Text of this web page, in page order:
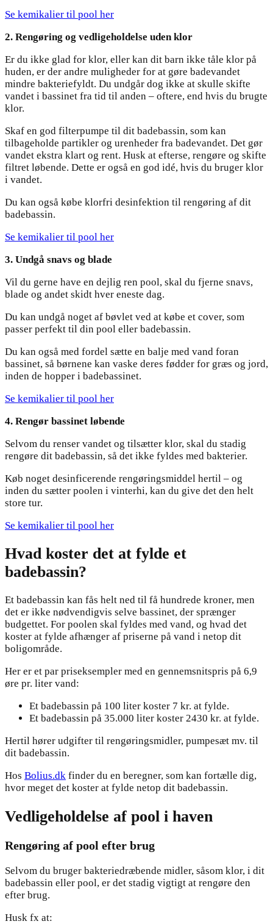
Se kemikalier til pool her
2. Rengøring og vedligeholdelse uden klor
Er du ikke glad for klor, eller kan dit barn ikke tåle klor på
huden, er der andre muligheder for at gøre badevandet
mindre bakteriefyldt. Du undgår dog ikke at skulle skifte
vandet i bassinet fra tid til anden – oftere, end hvis du brugte
klor.
Skaf en god filterpumpe til dit badebassin, som kan
tilbageholde partikler og urenheder fra badevandet. Det gør
vandet ekstra klart og rent. Husk at efterse, rengøre og skifte
filtret løbende. Dette er også en god idé, hvis du bruger klor
i vandet.
Du kan også købe klorfri desinfektion til rengøring af dit
badebassin.
Se kemikalier til pool her
3. Undgå snavs og blade
Vil du gerne have en dejlig ren pool, skal du fjerne snavs,
blade og andet skidt hver eneste dag.
Du kan undgå noget af bøvlet ved at købe et cover, som
passer perfekt til din pool eller badebassin.
Du kan også med fordel sætte en balje med vand foran
bassinet, så børnene kan vaske deres fødder for græs og jord,
inden de hopper i badebassinet.
Se kemikalier til pool her
4. Rengør bassinet løbende
Selvom du renser vandet og tilsætter klor, skal du stadig
rengøre dit badebassin, så det ikke fyldes med bakterier.
Køb noget desinficerende rengøringsmiddel hertil – og
inden du sætter poolen i vinterhi, kan du give det den helt
store tur.
Se kemikalier til pool her
Hvad koster det at fylde et
badebassin?
Et badebassin kan fås helt ned til få hundrede kroner, men
det er ikke nødvendigvis selve bassinet, der sprænger
budgettet. For poolen skal fyldes med vand, og hvad det
koster at fylde afhænger af priserne på vand i netop dit
boligområde.
Her er et par priseksempler med en gennemsnitspris på 6,9
øre pr. liter vand:
Et badebassin på 100 liter koster 7 kr. at fylde.
Et badebassin på 35.000 liter koster 2430 kr. at fylde.
Hertil hører udgifter til rengøringsmidler, pumpesæt mv. til
dit badebassin.
Hos Bolius.dk finder du en beregner, som kan fortælle dig,
hvor meget det koster at fylde netop dit badebassin.
Vedligeholdelse af pool i haven
Rengøring af pool efter brug
Selvom du bruger bakteriedræbende midler, såsom klor, i dit
badebassin eller pool, er det stadig vigtigt at rengøre den
efter brug.
Husk fx at: